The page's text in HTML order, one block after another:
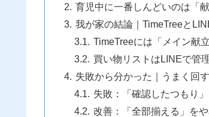
育児中に一番しんどいのは「
我が家の結論｜TimeTreeと
TimeTreeには「メイン献
買い物リストはLINEで管
失敗から分かった｜うまく回
失敗：「確認したつもり
改善：「全部揃える」をや